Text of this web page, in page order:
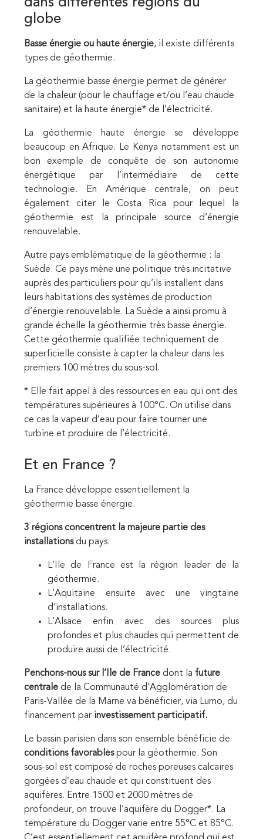
dans différentes régions du
globe
Basse énergie ou haute énergie, il existe différents
types de géothermie.
La géothermie basse énergie permet de générer
de la chaleur (pour le chauffage et/ou l’eau chaude
sanitaire) et la haute énergie* de l’électricité.
La géothermie haute énergie se développe
beaucoup en Afrique. Le Kenya notamment est un
bon exemple de conquête de son autonomie
énergétique par l’intermédiaire de cette
technologie. En Amérique centrale, on peut
également citer le Costa Rica pour lequel la
géothermie est la principale source d’énergie
renouvelable.
Autre pays emblématique de la géothermie : la
Suède. Ce pays mène une politique très incitative
auprès des particuliers pour qu’ils installent dans
leurs habitations des systèmes de production
d’énergie renouvelable. La Suède a ainsi promu à
grande échelle la géothermie très basse énergie.
Cette géothermie qualifiée techniquement de
superficielle consiste à capter la chaleur dans les
premiers 100 mètres du sous-sol.
* Elle fait appel à des ressources en eau qui ont des
températures supérieures à 100°C. On utilise dans
ce cas la vapeur d’eau pour faire tourner une
turbine et produire de l’électricité.
Et en France ?
La France développe essentiellement la
géothermie basse énergie.
3 régions concentrent la majeure partie des
installationsdu pays.
L’Ile de France est la région leader de la
géothermie.
L’Aquitaine ensuite avec une vingtaine
d’installations.
L’Alsace enfin avec des sources plus
profondes et plus chaudes qui permettent de
produire aussi de l’électricité.
Penchons-nous sur l’Ile de France dont la future
centrale de la Communauté d’Agglomération de
Paris-Vallée de la Marne va bénéficier, via Lumo, du
financement par investissement participatif.
Le bassin parisien dans son ensemble bénéficie de
conditions favorablespour la géothermie. Son
sous-sol est composé de roches poreuses calcaires
gorgées d’eau chaude et qui constituent des
aquifères. Entre 1500 et 2000 mètres de
profondeur, on trouve l’aquifère du Dogger*. La
température du Dogger varie entre 55°C et 85°C.